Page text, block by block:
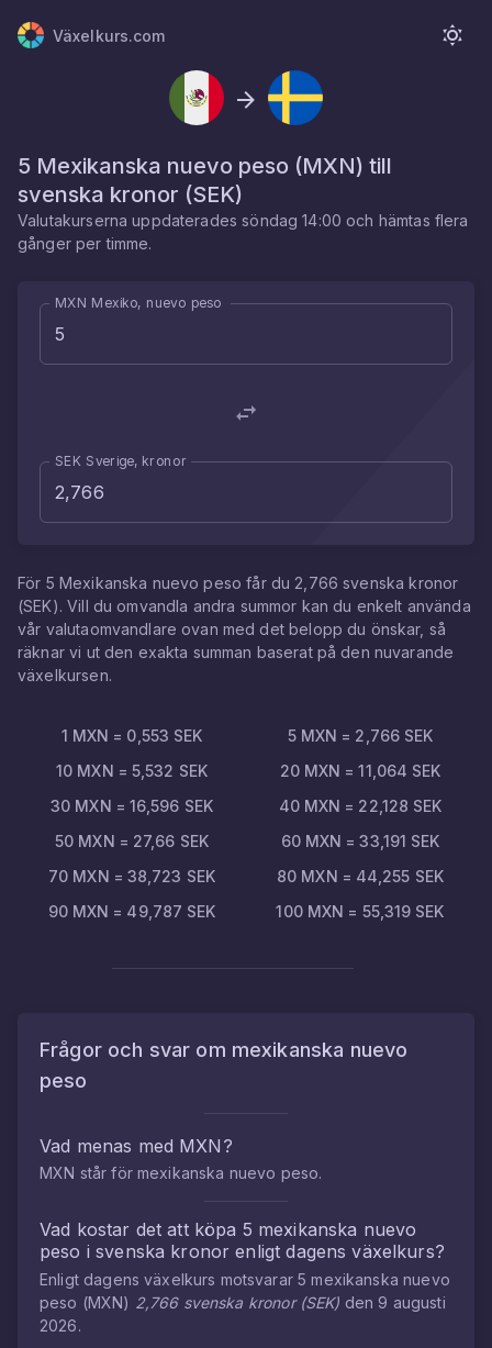
Växelkurs.com
5 Mexikanska nuevo peso (MXN) till
svenska kronor (SEK)
Valutakurserna uppdateradessöndag 14:00 och hämtas flera
gånger per timme.
MXN Mexiko, nuevo peso
SEK Sverige, kronor
För 5 Mexikanska nuevo peso får du 2,766 svenska kronor
(SEK). Vill du omvandla andra summor kan du enkelt använda
vår valutaomvandlare ovan med det belopp du önskar, så
räknar vi ut den exakta summan baserat på den nuvarande
växelkursen.
1 MXN = 0,553 SEK 5 MXN = 2,766 SEK
10 MXN = 5,532 SEK 20 MXN =11,064 SEK
30 MXN = 16,596 SEK 40 MXN = 22,128 SEK
50 MXN = 27,66 SEK 60 MXN =33,191 SEK
70 MXN = 38,723 SEK 80 MXN = 44,255 SEK
90 MXN = 49,787 SEK 100 MXN = 55,319 SEK
Frågor och svar om mexikanska nuevo
peso
Vad menas med MXN ?
MXN står för mexikanska nuevo peso.
Vad kostar det att köpa 5 mexikanska nuevo
peso isvenska kronor enligt dagens växelkurs?
Enligt dagens växelkurs motsvarar5mexikanska nuevo
peso (MXN) 2,766 svenska kronor(SEK) den 9 augusti
2026.